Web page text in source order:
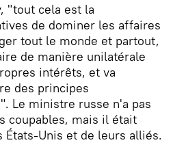
"tout cela est la
de dominer les affaires
tout le monde et partout,
de manière unilatérale
intérêts, et va
des principes
Le ministre russe n'a pas
coupables, mais il était
Unis et de leurs alliés.